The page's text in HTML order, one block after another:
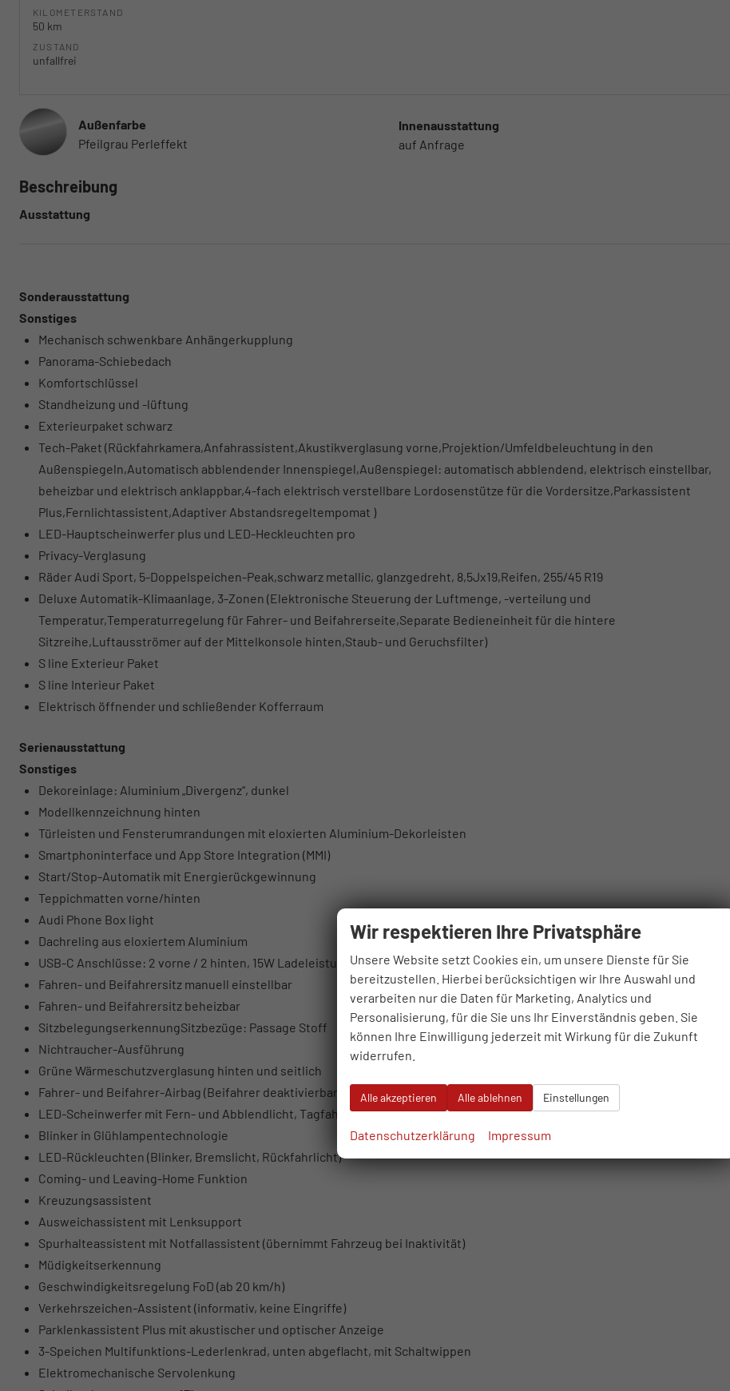
KILOMETERSTAND
50 km
ZUSTAND
unfallfrei
Außenfarbe
Pfeilgrau Perleffekt
Innenausstattung
auf Anfrage
Beschreibung
Ausstattung
Sonderausstattung
Sonstiges
Mechanisch schwenkbare Anhängerkupplung
Panorama-Schiebedach
Komfortschlüssel
Standheizung und -lüftung
Exterieurpaket schwarz
Tech-Paket (Rückfahrkamera,Anfahrassistent,Akustikverglasung vorne,Projektion/Umfeldbeleuchtung in den
Außenspiegeln,Automatisch abblendender Innenspiegel,Außenspiegel: automatisch abblendend, elektrisch einstellbar,
beheizbar und elektrisch anklappbar,4-fach elektrisch verstellbare Lordosenstütze für die Vordersitze,Parkassistent
Plus,Fernlichtassistent,Adaptiver Abstandsregeltempomat )
LED-Hauptscheinwerfer plus und LED-Heckleuchten pro
Privacy-Verglasung
Räder Audi Sport, 5-Doppelspeichen-Peak,schwarz metallic, glanzgedreht, 8,5Jx19,Reifen, 255/45 R19
Deluxe Automatik-Klimaanlage, 3-Zonen (Elektronische Steuerung der Luftmenge, -verteilung und
Temperatur,Temperaturregelung für Fahrer- und Beifahrerseite,Separate Bedieneinheit für die hintere
Sitzreihe,Luftausströmer auf der Mittelkonsole hinten,Staub- und Geruchsfilter)
S line Exterieur Paket
S line Interieur Paket
Elektrisch öffnender und schließender Kofferraum
Serienausstattung
Sonstiges
Dekoreinlage: Aluminium „Divergenz“, dunkel
Modellkennzeichnung hinten
Türleisten und Fensterumrandungen mit eloxierten Aluminium-Dekorleisten
Smartphoninterface und App Store Integration (MMI)
Start/Stop-Automatik mit Energierückgewinnung
Teppichmatten vorne/hinten
Audi Phone Box light
Dachreling aus eloxiertem Aluminium
USB-C Anschlüsse: 2 vorne / 2 hinten, 15W Ladeleistung
Fahren- und Beifahrersitz manuell einstellbar
Fahren- und Beifahrersitz beheizbar
SitzbelegungserkennungSitzbezüge: Passage Stoff
Nichtraucher-Ausführung
Grüne Wärmeschutzverglasung hinten und seitlich
Fahrer- und Beifahrer-Airbag (Beifahrer deaktivierbar)
LED-Scheinwerfer mit Fern- und Abblendlicht, Tagfahrlicht, Positionslicht
Blinker in Glühlampentechnologie
LED-Rückleuchten (Blinker, Bremslicht, Rückfahrlicht)
Coming- und Leaving-Home Funktion
Kreuzungsassistent
Ausweichassistent mit Lenksupport
Spurhalteassistent mit Notfallassistent (übernimmt Fahrzeug bei Inaktivität)
Müdigkeitserkennung
Geschwindigkeitsregelung FoD (ab 20 km/h)
Verkehrszeichen-Assistent (informativ, keine Eingriffe)
Parklenkassistent Plus mit akustischer und optischer Anzeige
3-Speichen Multifunktions-Lederlenkrad, unten abgeflacht, mit Schaltwippen
Elektromechanische Servolenkung
Wir respektieren Ihre Privatsphäre
Unsere Website setzt Cookies ein, um unsere Dienste für Sie
bereitzustellen. Hierbei berücksichtigen wir Ihre Auswahl und
verarbeiten nur die Daten für Marketing, Analytics und
Personalisierung, für die Sie uns Ihr Einverständnis geben. Sie
können Ihre Einwilligung jederzeit mit Wirkung für die Zukunft
widerrufen.
Alle akzeptieren Alle ablehnen Einstellungen
Datenschutzerklärung Impressum